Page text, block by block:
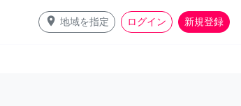
place 地域を指定 ログイン 新規登録